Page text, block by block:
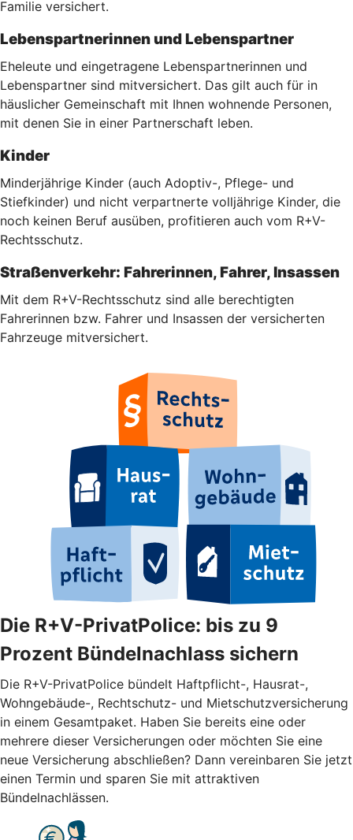
Familie versichert.
Lebenspartnerinnen und Lebenspartner
Eheleute und eingetragene Lebenspartnerinnen und
Lebenspartner sind mitversichert. Das gilt auch für in
häuslicher Gemeinschaft mit Ihnen wohnende Personen,
mit denen Sie in einer Partnerschaft leben.
Kinder
Minderjährige Kinder (auch Adoptiv-, Pflege- und
Stiefkinder) und nicht verpartnerte volljährige Kinder, die
noch keinen Beruf ausüben, profitieren auch vom R+V-
Rechtsschutz.
Straßenverkehr: Fahrerinnen, Fahrer, Insassen
Mit dem R+V-Rechtsschutz sind alle berechtigten
Fahrerinnen bzw. Fahrer und Insassen der versicherten
Fahrzeuge mitversichert.
Die R+V-PrivatPolice: bis zu 9
Prozent Bündelnachlass sichern
Die R+V-PrivatPolice bündelt Haftpflicht-, Hausrat-,
Wohngebäude-, Rechtschutz- und Mietschutzversicherung
in einem Gesamtpaket. Haben Sie bereits eine oder
mehrere dieser Versicherungen oder möchten Sie eine
neue Versicherung abschließen? Dann vereinbaren Sie jetzt
einen Termin und sparen Sie mit attraktiven
Bündelnachlässen.